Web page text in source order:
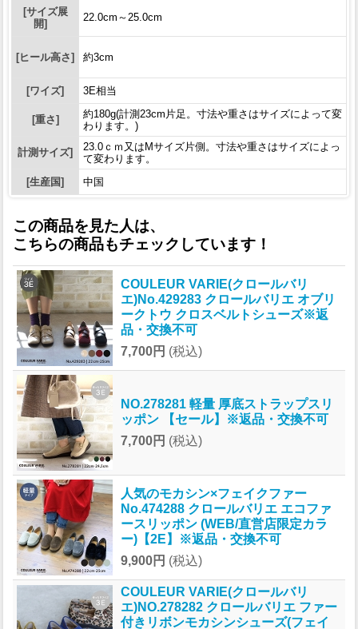
[サイズ展
開]
22.0cm～25.0cm
[ヒール高さ] 約3cm
[ワイズ] 3E相当
[重さ]
約180g(計測23cm片足。寸法や重さはサイズによって変
わります。)
計測サイズ]
23.0ｃｍ又はMサイズ片側。寸法や重さはサイズによっ
て変わります。
[生産国]
中国
この商品を見た人は、
こちらの商品もチェックしています！
COULEUR VARIE(クロールバリ
エ)No.429283 クロールバリエ オブリ
ークトウ クロスベルトシューズ※返
品・交換不可
7,700円 (税込)
NO.278281 軽量 厚底ストラップスリ
ッポン 【セール】※返品・交換不可
7,700円 (税込)
人気のモカシン×フェイクファー
No.474288 クロールバリエ エコファ
ースリッポン (WEB/直営店限定カラ
ー)【2E】※返品・交換不可
9,900円 (税込)
COULEUR VARIE(クロールバリ
エ)NO.278282 クロールバリエ ファー
付きリボンモカシンシューズ(フェイ